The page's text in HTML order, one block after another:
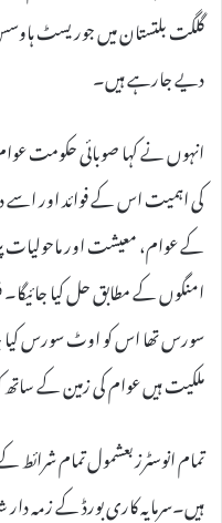
گلگت بلتستان میں جوریسٹ
دیے جارہے ہیں۔
انہوں نے کہا صوبائی حکومت
کی اہمیت اس کے فوائد اور
کے عوام، معیشت اور ماحولیات
امنگوں کے مطابق حل کیا جائیگا۔
سورس تھا اس کو اوٹ سورس کیا
ملکیت ہیں عوام کی زمین کے
تمام انوسٹرزبعشمول تمام
ہیں۔سرمایہ کاری بورڈ کے زمہ